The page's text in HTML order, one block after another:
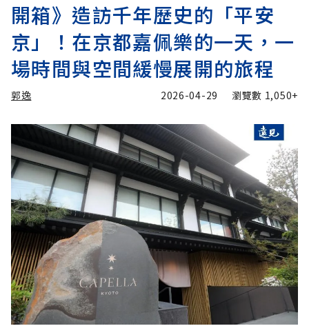
開箱》造訪千年歷史的「平安
京」！在京都嘉佩樂的一天，一
場時間與空間緩慢展開的旅程
郭逸 2026-04-29 瀏覽數 1,050+